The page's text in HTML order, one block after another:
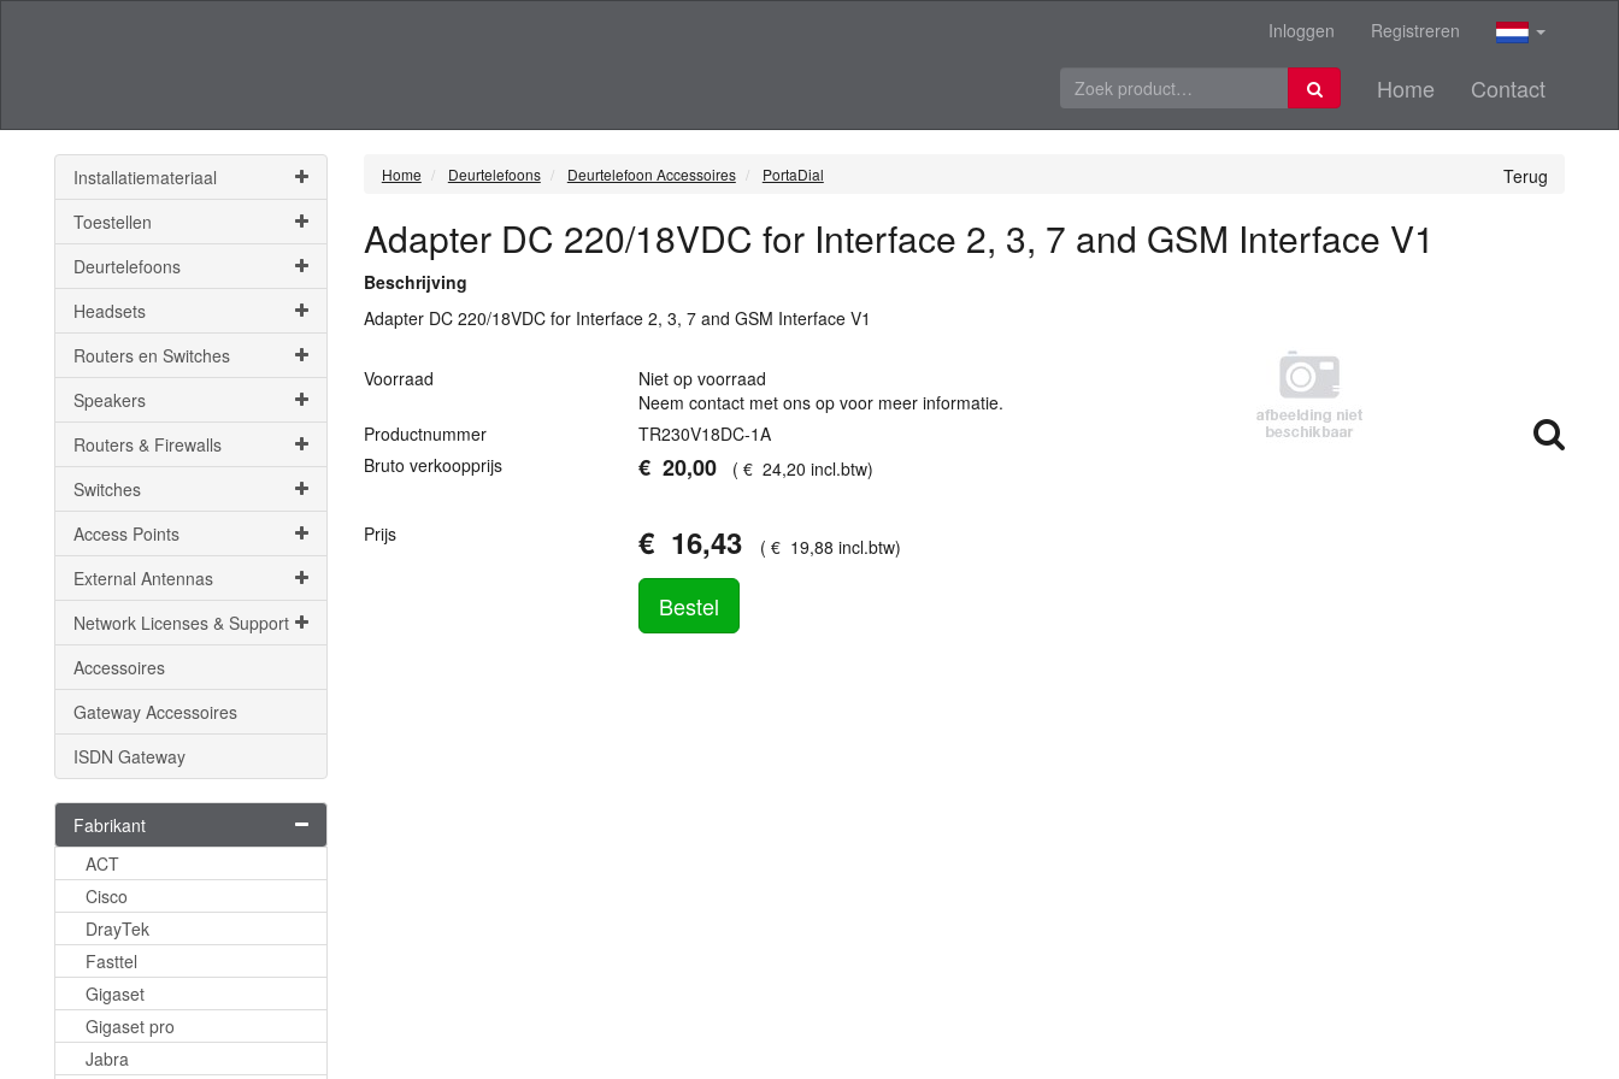
Inloggen Registreren
Home Contact
Installatiemateriaal
Toestellen
Deurtelefoons
Headsets
Routers en Switches
Speakers
Routers & Firewalls
Switches
Access Points
External Antennas
Network Licenses & Support
Accessoires
Gateway Accessoires
ISDN Gateway
Fabrikant
ACT
Cisco
DrayTek
Fasttel
Gigaset
Gigaset pro
Jabra
Terug
Home Deurtelefoons Deurtelefoon Accessoires PortaDial
Adapter DC 220/18VDC for Interface 2, 3, 7 and GSM Interface V1
Beschrijving
Adapter DC 220/18VDC for Interface 2, 3, 7 and GSM Interface V1
Voorraad
Niet op voorraad
Neem contact met ons op voor meer informatie.
Productnummer
TR230V18DC-1A
Bruto verkoopprijs
€ 20,00 (€ 24,20 incl.btw)
Prijs € 16,43 (€ 19,88 incl.btw)
Bestel